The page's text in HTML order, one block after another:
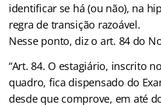
identificar se há (ou não), na
regra de transição razoável.
Nesse ponto, diz o art. 84 do
“Art. 84. O estagiário, inscrito
quadro, fica dispensado do
desde que comprove, em até